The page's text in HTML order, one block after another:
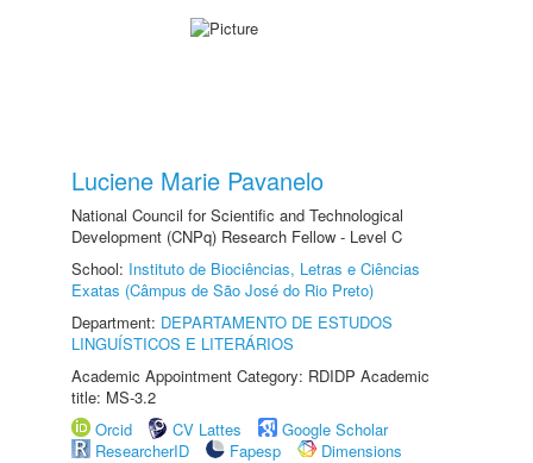
Luciene Marie Pavanelo
National Council for Scientific and Technological
Development (CNPq) Research Fellow - Level C
School: Instituto de Biociências, Letras e Ciências
Exatas (Câmpus de São José do Rio Preto)
Department: DEPARTAMENTO DE ESTUDOS
LINGUÍSTICOS E LITERÁRIOS
Academic Appointment Category: RDIDP Academic
title: MS-3.2
Orcid
CV Lattes
Google Scholar
ResearcherID
Fapesp
Dimensions